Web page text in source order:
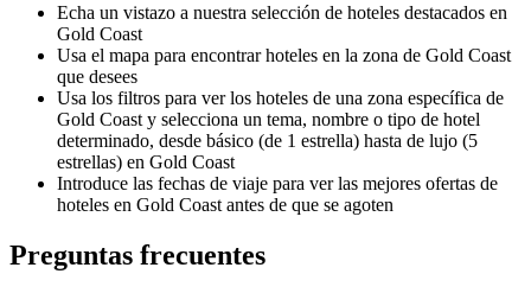
Echa un vistazo a nuestra selección de hoteles destacados en
Gold Coast
Usa el mapa para encontrar hoteles en la zona de Gold Coast
que desees
Usa los filtros para ver los hoteles de una zona específica de
Gold Coast y selecciona un tema, nombre o tipo de hotel
determinado, desde básico (de 1 estrella) hasta de lujo (5
estrellas) en Gold Coast
Introduce las fechas de viaje para ver las mejores ofertas de
hoteles en Gold Coast antes de que se agoten
Preguntas frecuentes